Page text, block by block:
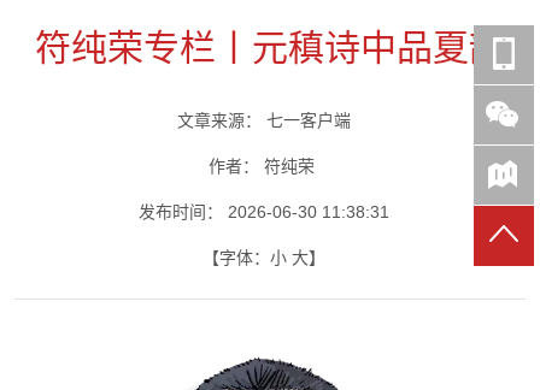
干部任免
七一视角
人才工作
作风建设
党刊好文
党史参阅
七一书院
七一文学
七一号
符纯荣专栏丨元稹诗中品夏韵
文章来源： 七一客户端
作者： 符纯荣
发布时间： 2026-06-30 11:38:31
【字体： 小 大】